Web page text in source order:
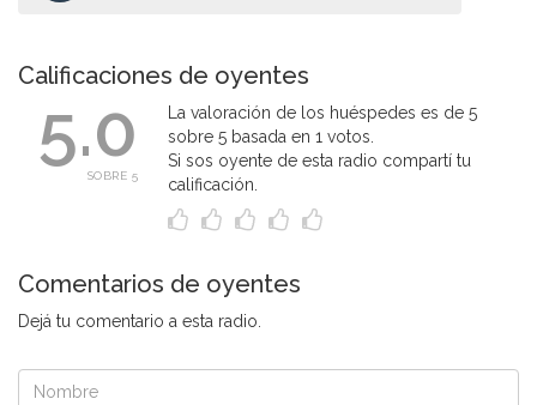
Calificaciones de oyentes
5.0
SOBRE 5
La valoración de los huéspedes es de 5
sobre 5 basada en 1 votos.
Si sos oyente de esta radio compartí tu
calificación.
Comentarios de oyentes
Dejá tu comentario a esta radio.